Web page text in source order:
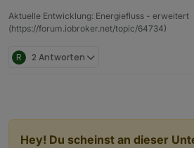
Aktuelle Entwicklung: Energiefluss - erweitert
(https://forum.iobroker.net/topic/64734)
R 2 Antworten
Hey! Du scheinst an dieser